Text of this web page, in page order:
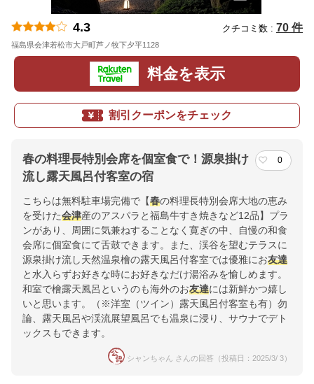
4.3 クチコミ数 : 70 件
福島県会津若松市大戸町芦ノ牧下夕平1128
料金を表示
割引クーポンをチェック
春の料理長特別会席を個室食で！源泉掛け
流し露天風呂付客室の宿
0
こちらは無料駐車場完備で【春の料理長特別会席大地の恵み
を受けた会津産のアスパラと福島牛すき焼きなど12品】プラ
ンがあり、周囲に気兼ねすることなく寛ぎの中、自慢の和食
会席に個室食にて舌鼓できます。また、渓谷を望むテラスに
源泉掛け流し天然温泉檜の露天風呂付客室では優雅にお友達
と水入らずお好きな時にお好きなだけ湯浴みを愉しめます。
和室で檜露天風呂というのも海外のお友達には新鮮かつ嬉し
いと思います。（※洋室（ツイン）露天風呂付客室も有）勿
論、露天風呂や渓流展望風呂でも温泉に浸り、サウナでデト
ックスもできます。
シャンちゃん さんの回答（投稿日：2025/3/ 3）